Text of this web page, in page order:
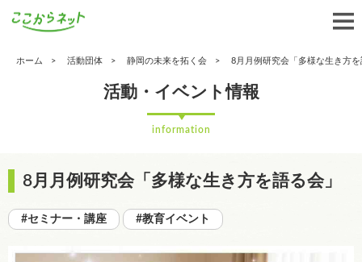
ホーム 活動団体 静岡の未来を拓く会 8月月例研究会「多様な生き方
活動・イベント情報
information
8月月例研究会「多様な生き方を語る会」
#セミナー・講座 #教育イベント